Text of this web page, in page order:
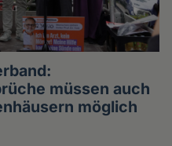
müssen auch
möglich